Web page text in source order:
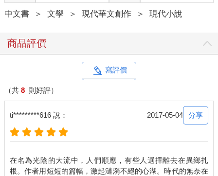
中文書 ＞ 文學 ＞ 現代華文創作 ＞ 現代小說
商品評價
寫評價
（共 8 則好評）
ti*********616 說： 2017-05-04 分享
在名為光陰的大流中，人們順應，有些人選擇離去在異鄉扎
根。作者用短短的篇幅，激起漣漪不絕的心湖。時代的無奈在